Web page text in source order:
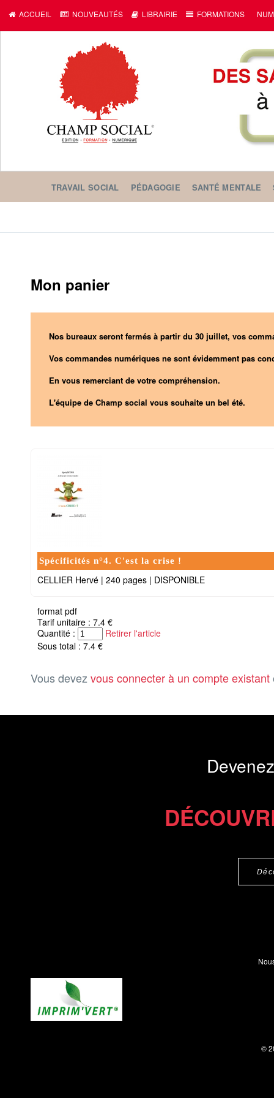
ACCUEIL NOUVEAUTÉS LIBRAIRIE FORMATIONS
TRAVAIL SOCIAL PÉDAGOGIE SANTÉ MENTALE
Mon panier
Nos bureaux seront fermés à partir du 30 juillet, vos
Vos commandes numériques ne sont évidemment pas
En vous remerciant de votre compréhension.
L'équipe de Champ social vous souhaite un bel été.
Spécificités n°4. C'est la crise !
CELLIER Hervé | 240 pages | DISPONIBLE
format pdf
Tarif unitaire : 7.4 €
Quantité :
Retirer l'article
Sous total : 7.4 €
Vous devez vous connecter à un compte existant
©